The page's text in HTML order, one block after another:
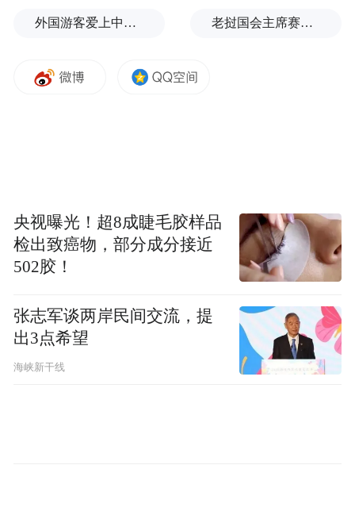
导致停车困难（
转办单位 ：黎川县住建局）
位：抚州高新区应急管理局）
黎川县住建局回复《黎川府小区地下车位被
消防管道占用空间导致停车困难》：
网友求助：我是黎川县黎川府小区的业主，
购房选择车位时消防设施未完工验收，收房
后发现消防管道位于停车位上方。车位宽度
外国游客爱上中国旅拍、汉服和美甲 老挝国会主席赛宋蓬逝世
央视曝光！超8成睫毛胶样品
检出致癌物，部分成分接近
502胶！
张志军谈两岸民间交流，提
出3点希望
海峡新干线